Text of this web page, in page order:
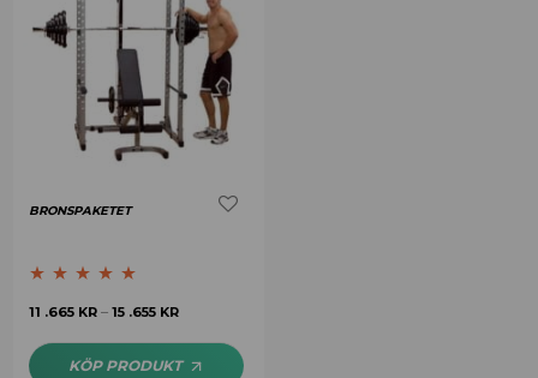
BRONSPAKETET
Betygsatt 4.75
11 .665 KR –15 .655 KR
KÖP PRODUKT